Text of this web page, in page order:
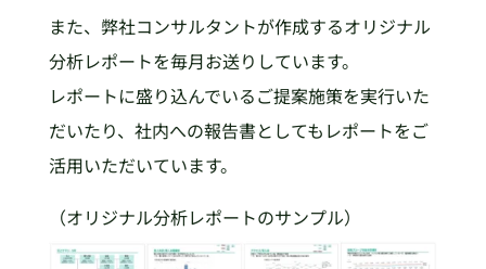
また、弊社コンサルタントが作成するオリジナル
分析レポートを毎月お送りしています。
レポートに盛り込んでいるご提案施策を実行いた
だいたり、社内への報告書としてもレポートをご
活用いただいています。
（オリジナル分析レポートのサンプル）